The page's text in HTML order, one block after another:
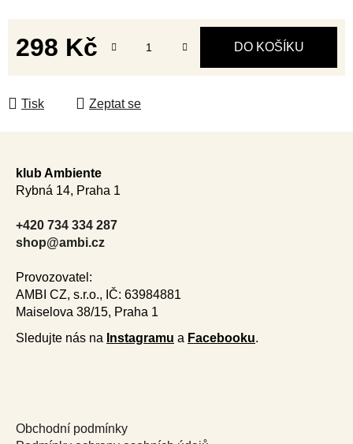
298 Kč DO KOŠÍKU
Tisk Zeptat se
klub Ambiente
Rybná 14, Praha 1
+420 734 334 287
shop@ambi.cz
Provozovatel:
AMBI CZ, s.r.o., IČ: 63984881
Maiselova 38/15, Praha 1
Sledujte nás na Instagramu a Facebooku.
Obchodní podmínky